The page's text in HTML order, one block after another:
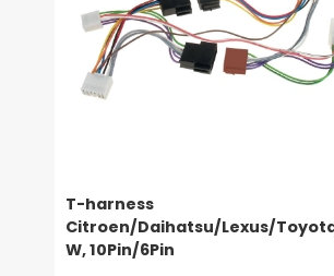
T-harness
Citroen/Daihatsu/Lexus/
W, 10Pin/6Pin